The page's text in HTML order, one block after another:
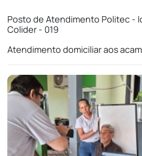
Posto de Atendimento Politec -
Colider - 019
Atendimento domiciliar aos